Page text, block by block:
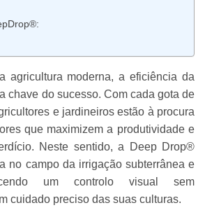
agricultura moderna, a eficiência da
chave do sucesso. Com cada gota de
e jardineiros estão à procura
que maximizem a produtividade e
Neste sentido, a Deep Drop®
no campo da irrigação subterrânea e
um controlo visual sem
cuidado preciso das suas culturas.